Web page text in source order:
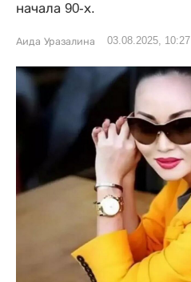
начала 90-х.
Аида Уразалина 03.08.2025, 10:27